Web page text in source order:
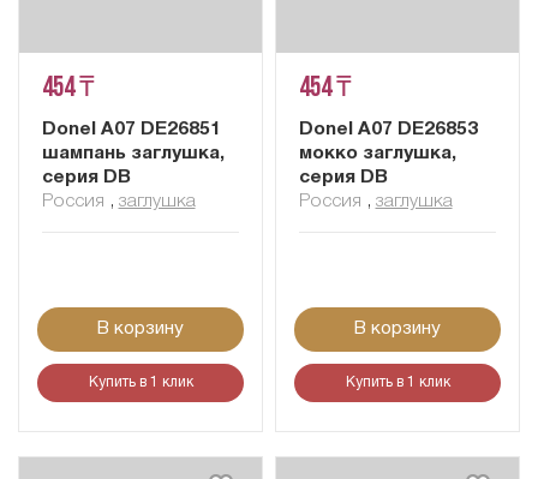
454 ₸
Donel A07 DE26851
шампань заглушка,
серия DB
Россия , заглушка
В корзину
Купить в 1 клик
454 ₸
Donel A07 DE26853
мокко заглушка,
серия DB
Россия , заглушка
В корзину
Купить в 1 клик